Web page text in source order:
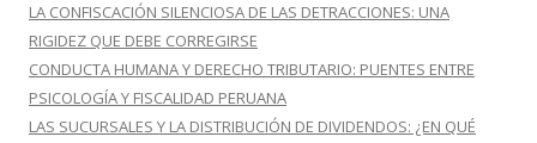
LA CONFISCACIÓN SILENCIOSA DE LAS DETRACCIONES: UNA
RIGIDEZ QUE DEBE CORREGIRSE
CONDUCTA HUMANA Y DERECHO TRIBUTARIO: PUENTES ENTRE
PSICOLOGÍA Y FISCALIDAD PERUANA
LAS SUCURSALES Y LA DISTRIBUCIÓN DE DIVIDENDOS: ¿EN QUÉ